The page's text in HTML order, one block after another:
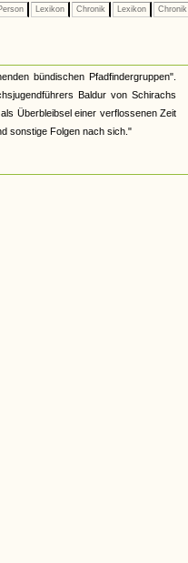
Lexikon Chronik Lexikon Chronik
bündischen Pfadfindergruppen".
Baldur von Schirachs
Überbleibsel einer verflossenen Zeit
sonstige Folgen nach sich."